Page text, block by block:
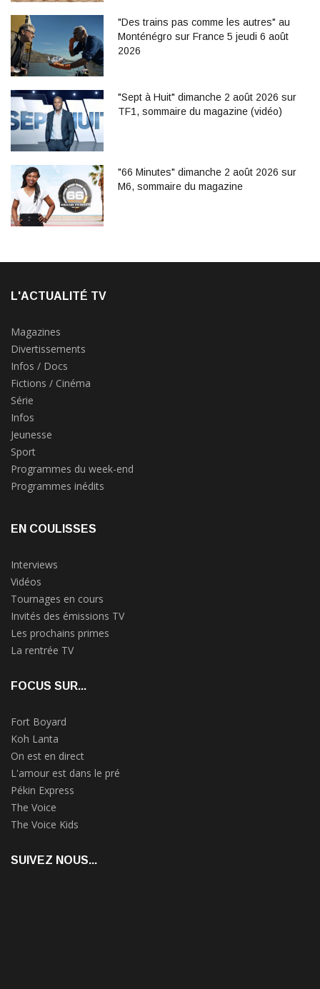
"Des trains pas comme les autres" au
Monténégro sur France 5 jeudi 6 août
2026
"Sept à Huit" dimanche 2 août 2026 sur
TF1, sommaire du magazine (vidéo)
"66 Minutes" dimanche 2 août 2026 sur
M6, sommaire du magazine
L'ACTUALITÉ TV
Magazines
Divertissements
Infos / Docs
Fictions / Cinéma
Série
Infos
Jeunesse
Sport
Programmes du week-end
Programmes inédits
EN COULISSES
Interviews
Vidéos
Tournages en cours
Invités des émissions TV
Les prochains primes
La rentrée TV
FOCUS SUR...
Fort Boyard
Koh Lanta
On est en direct
L'amour est dans le pré
Pékin Express
The Voice
The Voice Kids
SUIVEZ NOUS...